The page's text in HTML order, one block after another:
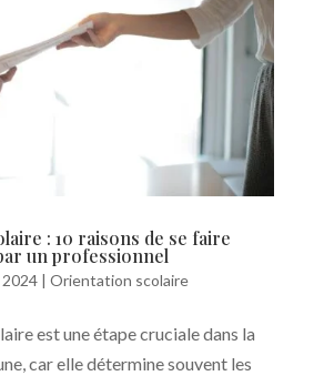
: 10 raisons de se faire
un professionnel
2024| Orientation scolaire
est une étape cruciale dans la
car elle détermine souvent les